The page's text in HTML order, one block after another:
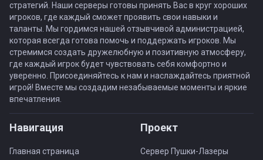
стратегий. Наши серверы готовы принять Вас в круг хороших
игроков, где каждый сможет проявить свои навыки и
таланты. Мы гордимся нашей отзывчивой администрацией,
которая всегда готова помочь и поддержать игроков. Мы
стремимся создать дружелюбную и позитивную атмосферу,
где каждый игрок будет чувствовать себя комфортно и
уверенно. Присоединяйтесь к нам и наслаждайтесь приятной
игрой! Вместе мы создадим незабываемые моменты и яркие
впечатления.
Навигация
Главная страница
Проект
Сервер Пушки-Лазеры